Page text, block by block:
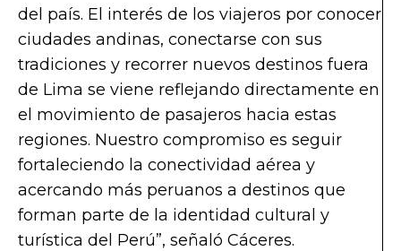
del país. El interés de los viajeros por conocer
ciudades andinas, conectarse con sus
tradiciones y recorrer nuevos destinos fuera
de Lima se viene reflejando directamente en
el movimiento de pasajeros hacia estas
regiones. Nuestro compromiso es seguir
fortaleciendo la conectividad aérea y
acercando más peruanos a destinos que
forman parte de la identidad cultural y
turística del Perú”, señaló Cáceres.